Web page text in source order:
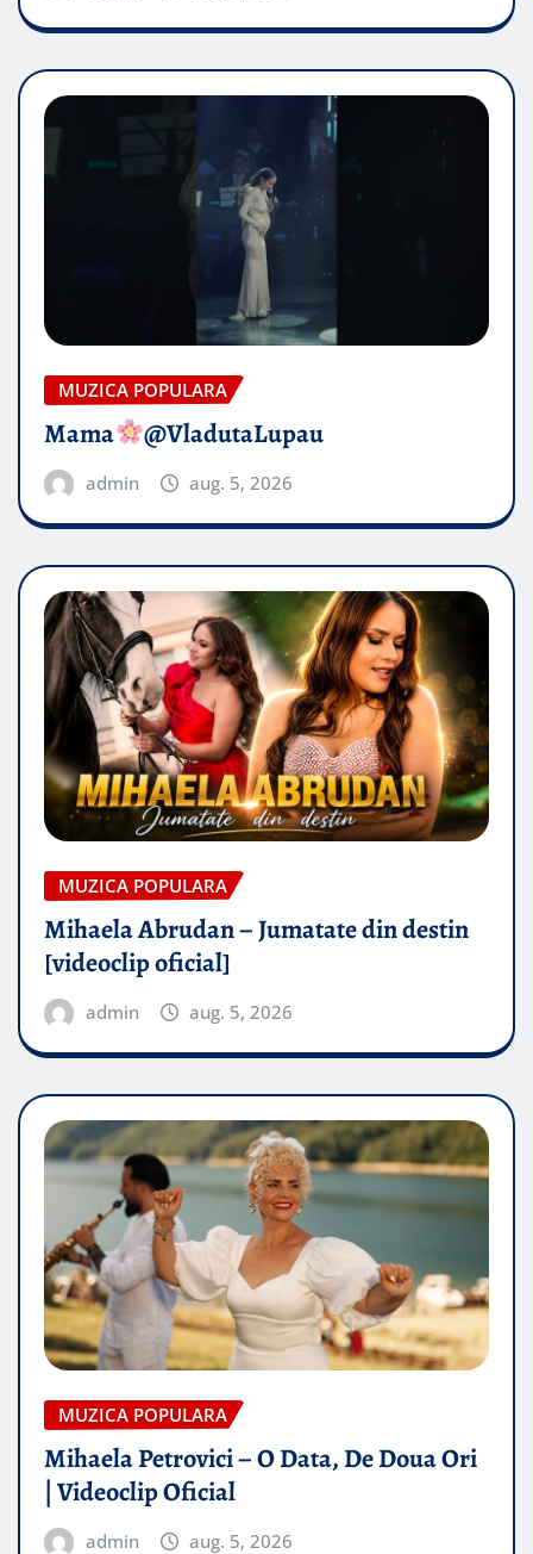
MUZICA POPULARA
Mama @VladutaLupau
admin aug. 5, 2026
MUZICA POPULARA
Mihaela Abrudan – Jumatate din destin
[videoclip oficial]
admin aug. 5, 2026
MUZICA POPULARA
Mihaela Petrovici – O Data, De Doua Ori
| Videoclip Oficial
admin aug. 5, 2026